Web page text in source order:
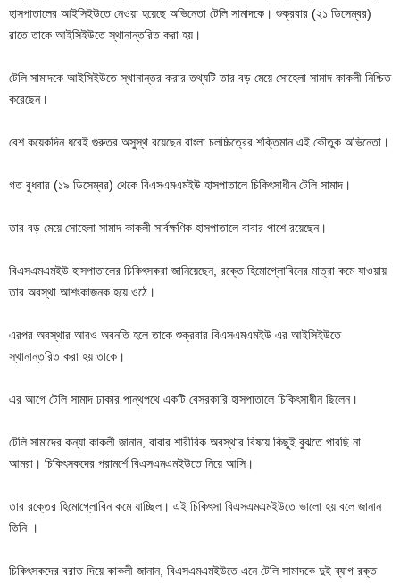
হাসপাতালের আইসিইউতে নেওয়া হয়েছে অভিনেতা টেলি সামাদকে। শুক্রবার (২১ ডিসেম্বর)
রাতে তাকে আইসিইউতে স্থানান্তরিত করা হয়।
টেলি সামাদকে আইসিইউতে স্থানান্তর করার তথ্যটি তার বড় মেয়ে সোহেলা সামাদ কাকলী নিশ্চিত
করেছেন।
বেশ কয়েকদিন ধরেই গুরুতর অসুস্থ রয়েছেন বাংলা চলচ্চিত্রের শক্তিমান এই কৌতুক অভিনেতা।
গত বুধবার (১৯ ডিসেম্বর) থেকে বিএসএমএমইউ হাসপাতালে চিকিৎসাধীন টেলি সামাদ।
তার বড় মেয়ে সোহেলা সামাদ কাকলী সার্বক্ষণিক হাসপাতালে বাবার পাশে রয়েছেন।
বিএসএমএমইউ হাসপাতালের চিকিৎসকরা জানিয়েছেন, রক্তে হিমোগ্লোবিনের মাত্রা কমে যাওয়ায়
তার অবস্থা আশংকাজনক হয়ে ওঠে।
এরপর অবস্থার আরও অবনতি হলে তাকে শুক্রবার বিএসএমএমইউ এর আইসিইউতে
স্থানান্তরিত করা হয় তাকে।
এর আগে টেলি সামাদ ঢাকার পান্থপথে একটি বেসরকারি হাসপাতালে চিকিৎসাধীন ছিলেন।
টেলি সামাদের কন্যা কাকলী জানান, বাবার শারীরিক অবস্থার বিষয়ে কিছুই বুঝতে পারছি না
আমরা। চিকিৎসকদের পরামর্শে বিএসএমএমইউতে নিয়ে আসি।
তার রক্তের হিমোগ্লোবিন কমে যাচ্ছিল। এই চিকিৎসা বিএসএমএমইউতে ভালো হয় বলে জানান
তিনি ।
চিকিৎসকদের বরাত দিয়ে কাকলী জানান, বিএসএমএমইউতে এনে টেলি সামাদকে দুই ব্যাগ রক্ত